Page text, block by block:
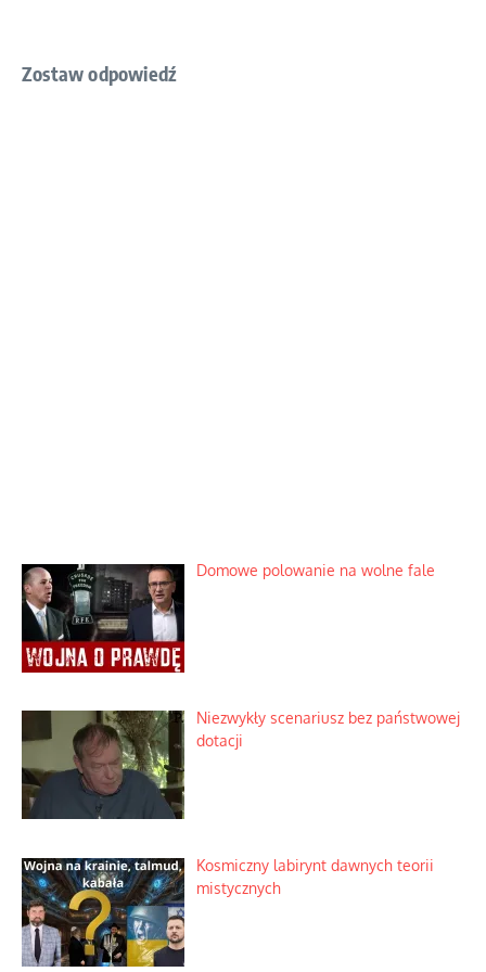
Zostaw odpowiedź
Domowe polowanie na wolne fale
Niezwykły scenariusz bez państwowej
dotacji
Kosmiczny labirynt dawnych teorii
mistycznych